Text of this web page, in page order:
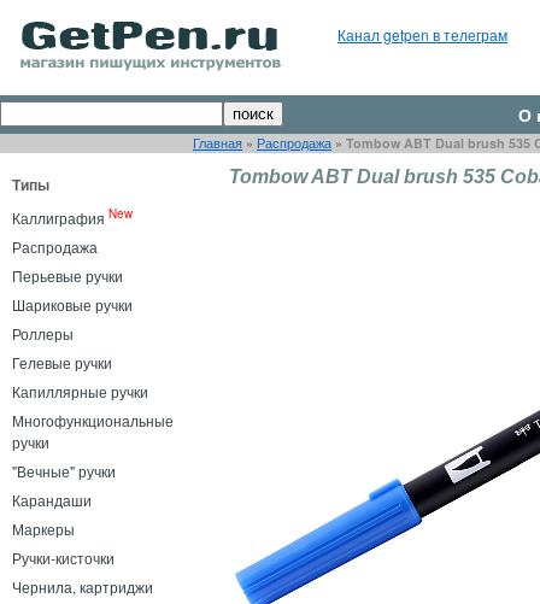
Канал getpen в телеграм
О
Главная » Распродажа » Tombow ABT Dual brush 535
Типы
Каллиграфия New
Распродажа
Перьевые ручки
Шариковые ручки
Роллеры
Гелевые ручки
Капиллярные ручки
Многофункциональные
ручки
"Вечные" ручки
Карандаши
Маркеры
Ручки-кисточки
Чернила, картриджи
Tombow ABT Dual brush 535